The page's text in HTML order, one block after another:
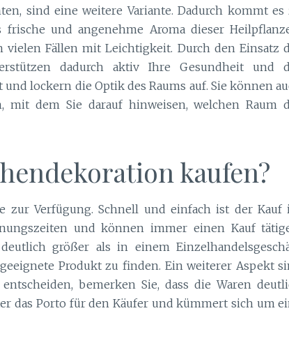
sind eine weitere Variante. Dadurch kommt es
frische und angenehme Aroma dieser
vielen Fällen mit Leichtigkeit. Durch den Einsatz
dadurch aktiv Ihre Gesundheit und
lockern die Optik des Raums auf. Sie können
mit dem Sie darauf hinweisen, welchen Raum
kaufen?
zur Verfügung. Schnell und einfach ist der Kauf
und können immer einen Kauf
größer als in einem
Produkt zu finden. Ein weiterer Aspekt
bemerken Sie, dass die Waren
das Porto für den Käufer und kümmert sich um